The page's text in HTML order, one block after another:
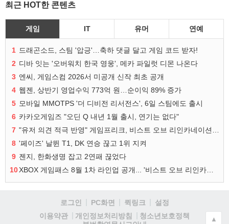
최근 HOT한 콘텐츠
게임 IT 유머 연예
1 드래곤소드, 스팀 '압긍'…축하 댓글 달고 게임 코드 받자!
2 디바 잇는 '오버워치 한국 영웅', 메카 파일럿 디몬 나온다
3 엔씨, 게임스컴 2026서 미공개 신작 최초 공개
4 웹젠, 상반기 영업수익 773억 원…순이익 89% 증가
5 모바일 MMOTPS '더 디비전 리서전스', 6일 스팀에도 출시
6 카카오게임즈 "오딘 Q 내년 1월 출시, 연기는 없다"
7
"유저 의견 적극 반영" 게임프리크, 비스트 오브 리인카네이션 개선 나선다
8 '페이즈' 날뛴 T1, DK 연승 끊고 1위 지켜
9 젠지, 한화생명 잡고 2연패 끊었다
10
XBOX 게임패스 8월 1차 라인업 공개... '비스트 오브 리인카네이션' 즉시 합류
로그인 PC화면 퀵링크
설정
이용약관
개인정보처리방침
청소년보호정책
▲